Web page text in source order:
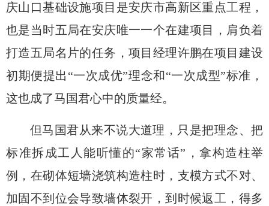
庆山口基础设施项目是安庆市高新区重点工程，
也是当时五局在安庆唯一一个在建项目，肩负着
打造五局名片的任务，项目经理许鹏在项目建设
初期便提出 “一次成优”理念和“一次成型”标准 ，
这也成了马国君心中的质量经。
但马国君从来不说大道理，只是把理念、把
标准拆成工人能听懂的“家常话”，拿构造柱举
例，在砌体短墙浇筑构造柱时，支模方式不对、
加固不到位会导致墙体裂开，到时候返工，得多